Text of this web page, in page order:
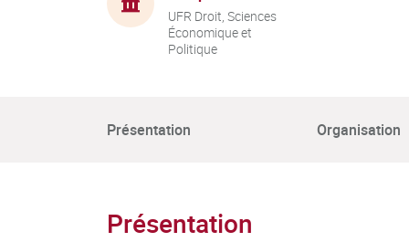
UFR Droit, Sciences
Économique et
Politique
Présentation Organisation
Présentation